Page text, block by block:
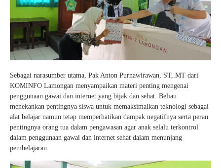
Sebagai narasumber utama, Pak Anton Purnawirawan, ST,.MT dari
KOMINFO Lamongan menyampaikan materi penting mengenai
penggunaan gawai dan internet yang bijak dan sehat. Beliau
menekankan pentingnya siswa untuk memaksimalkan teknologi sebagai
alat belajar namun tetap memperhatikan dampak negatifnya serta peran
pentingnya orang tua dalam pengawasan agar anak selalu terkontrol
dalam penggunaan gawai dan internet sehat dalam menunjang
pembelajaran.